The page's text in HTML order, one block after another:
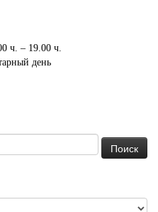
ч. – 19.00 ч.
день